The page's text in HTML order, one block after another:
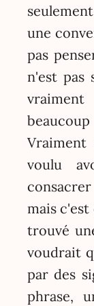
une
pas
n'est pas
voulu
mais c'est
trouvé
voudrait
par des
phrase,